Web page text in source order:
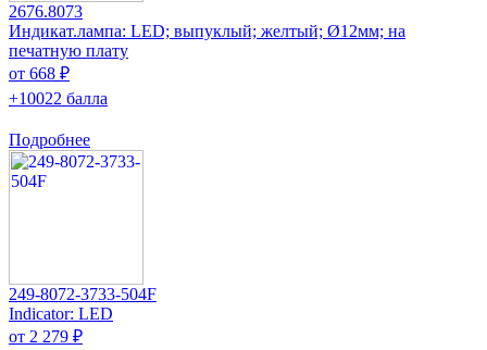
2676.8073
Индикат.лампа: LED; выпуклый; желтый; Ø12мм; на
печатную плату
от 668 ₽
+10022 балла
Подробнее
249-8072-3733-504F
Indicator: LED
от 2 279 ₽